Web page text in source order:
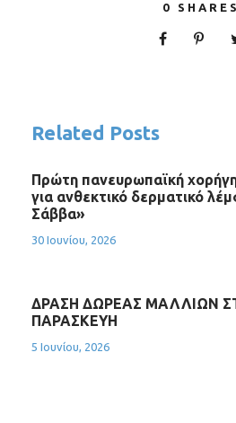
0 SHARES
Related Posts
Πρώτη πανευρωπαϊκή
για ανθεκτικό δερματικό
Σάββα»
30 Ιουνίου, 2026
ΔΡΑΣΗ ΔΩΡΕΑΣ ΜΑΛΛΙΩΝ
ΠΑΡΑΣΚΕΥΗ
5 Ιουνίου, 2026